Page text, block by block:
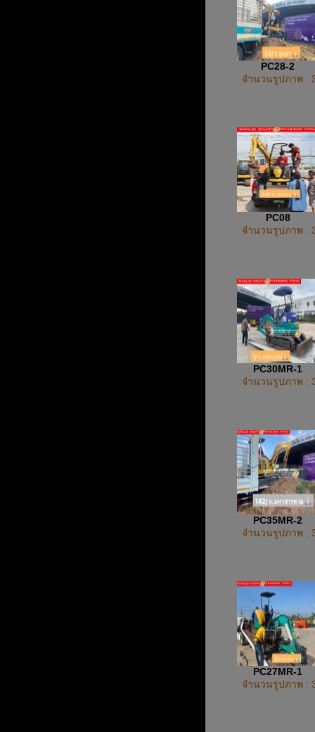
PC28-2
จำนวนรูปภาพ :
PC08
จำนวนรูปภาพ :
PC30MR-1
จำนวนรูปภาพ :
PC35MR-2
จำนวนรูปภาพ :
PC27MR-1
จำนวนรูปภาพ :